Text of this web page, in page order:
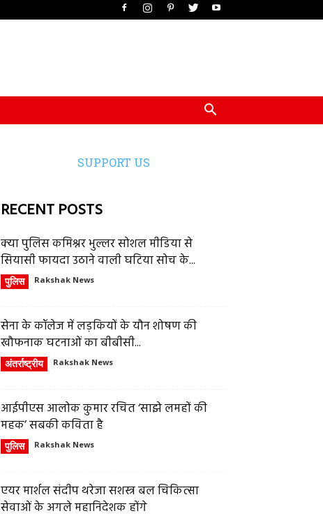
SUPPORT US
RECENT POSTS
क्या पुलिस कमिश्नर भुल्लर सोशल मीडिया से
सियासी फायदा उठाने वाली घटिया सोच के...
पुलिस Rakshak News
सेना के कॉलेज में लड़कियों के यौन शोषण की
खौफनाक घटनाओं का बीबीसी...
अंतर्राष्ट्रीय Rakshak News
आईपीएस आलोक कुमार रचित ‘साझे लमहों की
महक’ सबकी कविता है
पुलिस Rakshak News
एयर मार्शल संदीप थरेजा सशस्त्र बल चिकित्सा
सेवाओं के अगले महानिदेशक होंगे